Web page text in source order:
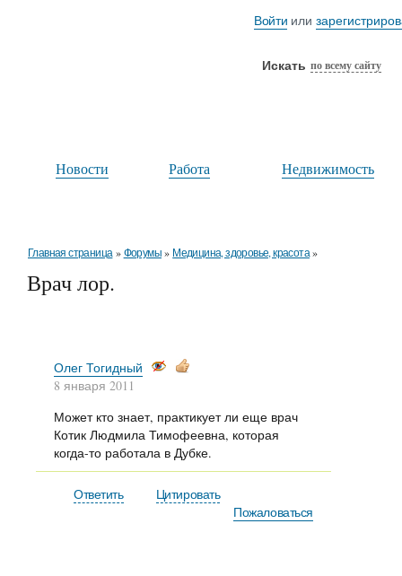
Войти или
Искать по всему сайту
Новости Работа Недвижимость
Главная страница »Форумы» Медицина, здоровье, красота»
Врач лор.
Олег Тогидный
8 января 2011
Может кто знает, практикует ли еще врач
Котик Людмила Тимофеевна, которая
когда-то работала в Дубке.
Ответить
Цитировать
Пожаловаться